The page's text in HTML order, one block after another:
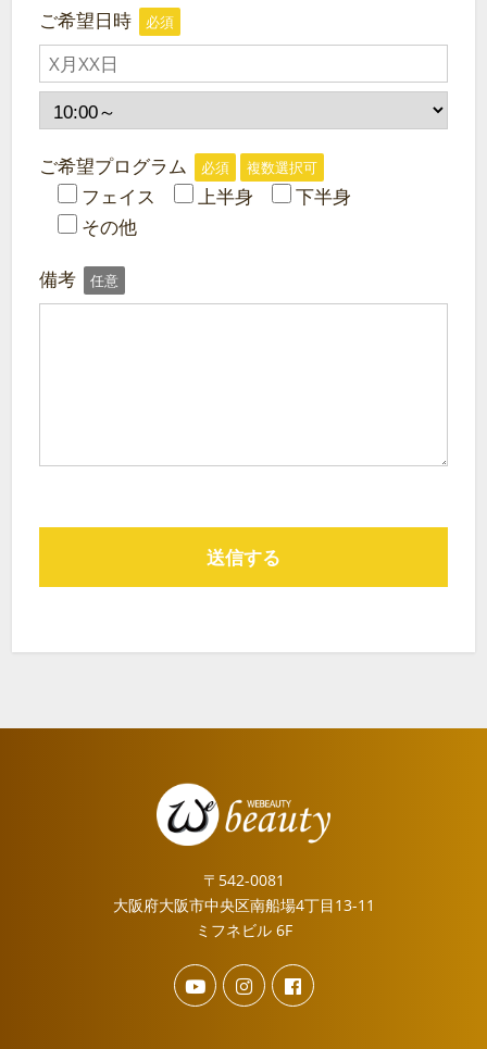
ご希望日時 必須
ご希望プログラム 必須 複数選択可
フェイス 上半身
下半身
その他
備考 任意
〒542-0081
大阪府大阪市中央区南船場4丁目13-11
ミフネビル 6F